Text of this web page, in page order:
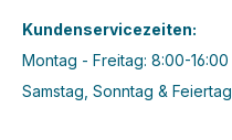
Kundenservicezeiten:
Montag - Freitag: 8:00-16:00
Samstag, Sonntag &